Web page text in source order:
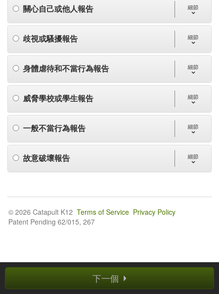
關心自己或他人報告 細節
歧視或騷擾報告 細節
身體虐待和不當行為報告 細節
威脅學校或學生報告 細節
一般不當行為報告 細節
故意破壞報告 細節
下一個
© 2026 Catapult K12 Terms of Service Privacy Policy
Patent Pending 62/015, 267